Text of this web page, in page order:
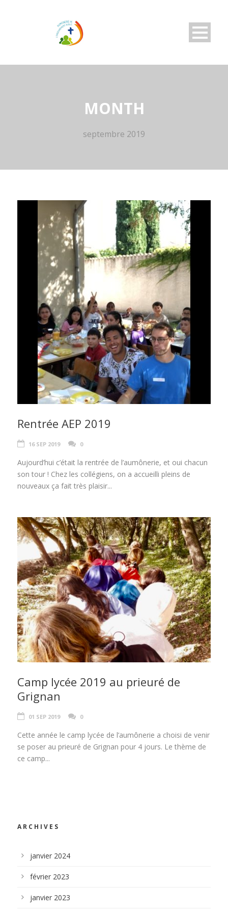
MONTH
septembre 2019
Rentrée AEP 2019
16 SEP 2019 0
Aujourd’hui c’était la rentrée de l’aumônerie, et oui chacun
son tour ! Chez les collégiens, on a accueilli pleins de
nouveaux ça fait très plaisir...
Camp lycée 2019 au prieuré de
Grignan
01 SEP 2019 0
Cette année le camp lycée de l’aumônerie a choisi de venir
se poser au prieuré de Grignan pour 4 jours. Le thème de
ce camp...
ARCHIVES
janvier 2024
février 2023
janvier 2023